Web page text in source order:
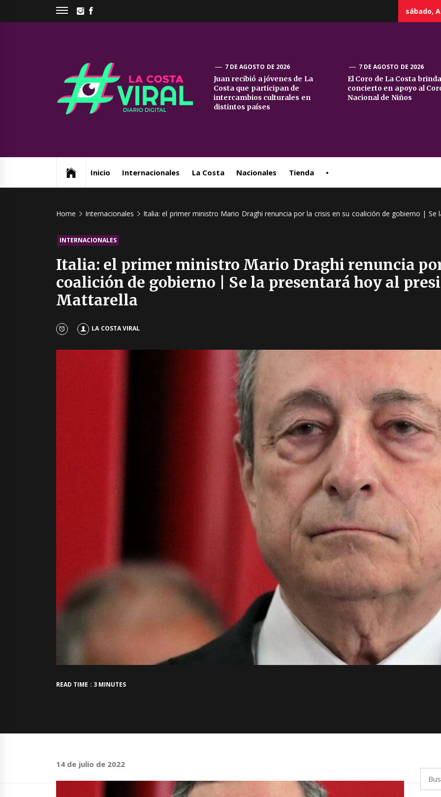
INSTAGRAM
sábado,
La
Costa
7 DE AGOSTO DE 2026
Juan recibió a jóvenes de La
Costa que participan de
intercambios culturales en
distintos países
7 DE AGOSTO DE 2026
El Coro de La Costa
concierto en apoyo al
Nacional de Niños
Inicio Internacionales La Costa Nacionales Tienda •
Home Internacionales Italia: el primer ministro Mario Draghi renuncia por la crisis en su coalición de gobierno |
INTERNACIONALES
Italia: el primer ministro Mario Draghi renuncia
coalición de gobierno | Se la presentará hoy al
Mattarella
LA COSTA VIRAL
READ TIME : 3 MINUTES
14 de julio de 2022